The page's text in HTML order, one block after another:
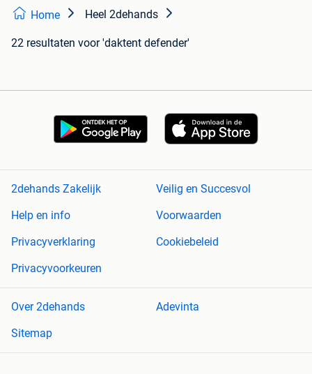
Home Heel 2dehands
22 resultaten voor 'daktent defender'
2dehands Zakelijk
Veilig en Succesvol
Help en info
Voorwaarden
Privacyverklaring
Cookiebeleid
Privacyvoorkeuren
Over 2dehands
Adevinta
Sitemap